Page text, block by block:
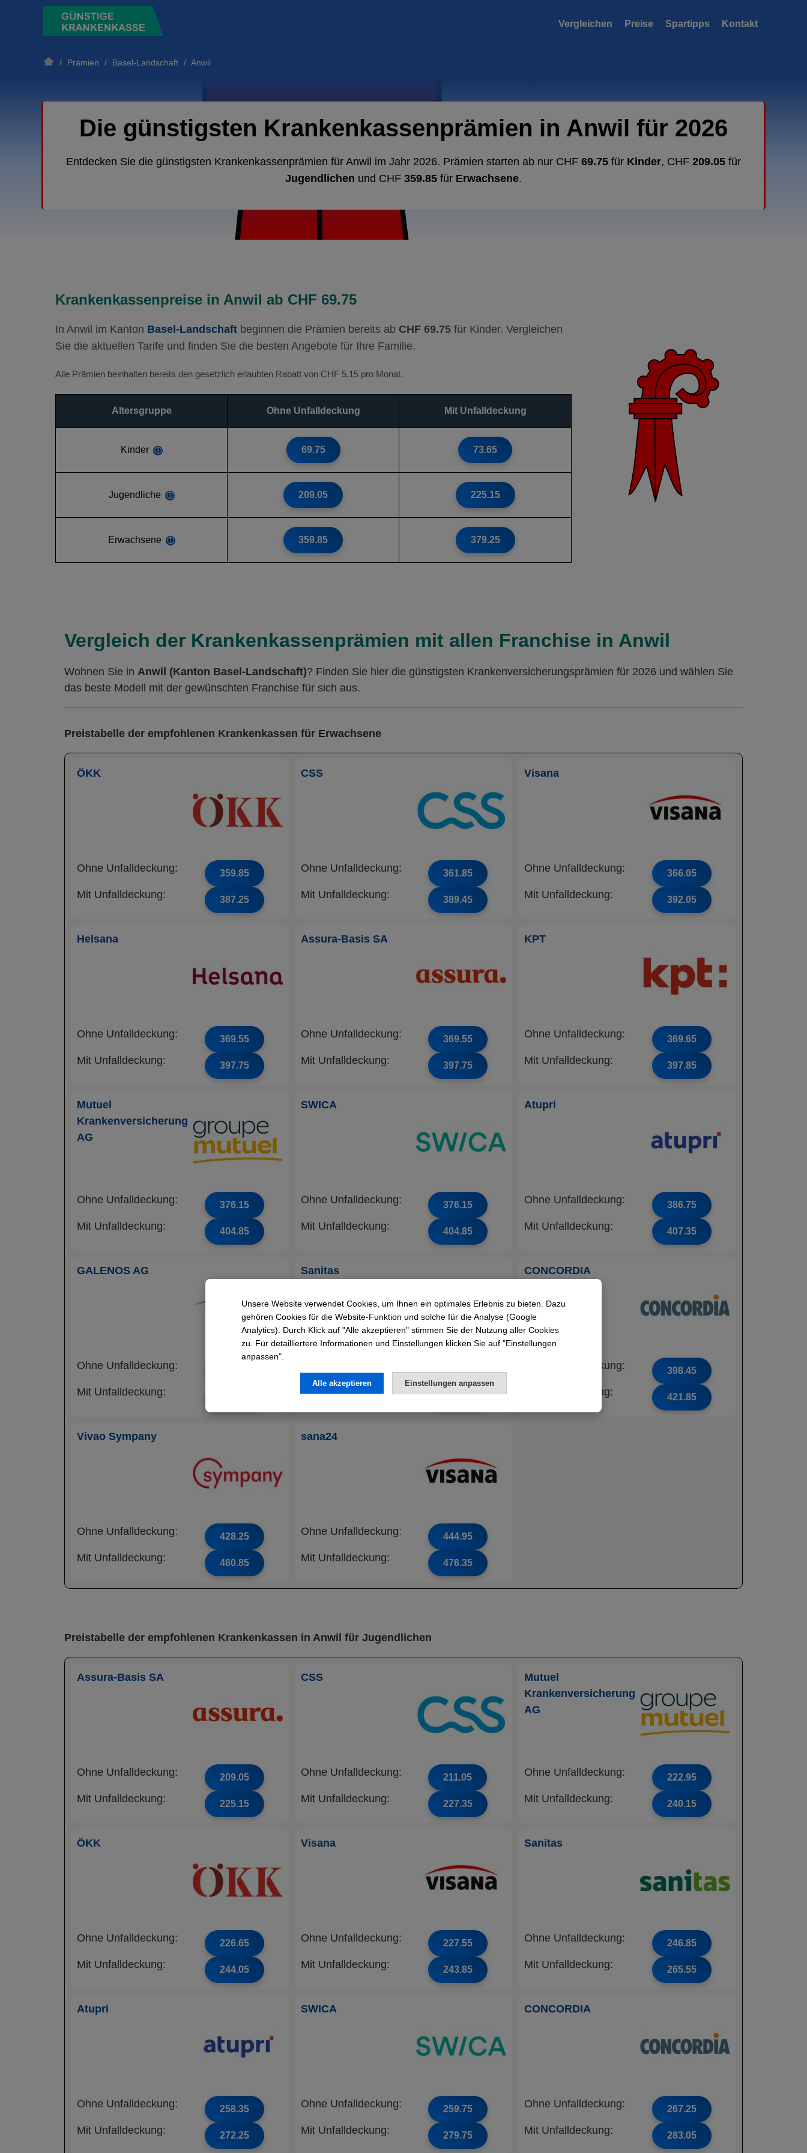
Vergleichen Preise Spartipps Kontakt
/ Prämien / Basel-Landschaft/ Anwil
Die günstigsten Krankenkassenprämien in Anwil für 2026
Entdecken Sie die günstigsten Krankenkassenprämien für Anwil im Jahr 2026. Prämien starten ab nur CHF 69.75 für Kinder, CHF 209.05 für
Jugendlichen und CHF 359.85 für Erwachsene.
Krankenkassenpreise in Anwil ab CHF 69.75
In Anwil im Kanton Basel-Landschaft beginnen die Prämien bereits ab CHF 69.75 für Kinder. Vergleichen
Sie die aktuellen Tarife und finden Sie die besten Angebote für Ihre Familie.
Alle Prämien beinhalten bereits den gesetzlich erlaubten Rabatt von CHF 5.15 pro Monat.
Altersgruppe Ohne Unfalldeckung Mit Unfalldeckung
Kinder ⓘ 69.75 73.65
Jugendliche ⓘ 209.05 225.15
Erwachsene ⓘ 359.85 379.25
Vergleich der Krankenkassenprämien mit allen Franchise in Anwil
Wohnen Sie in Anwil (Kanton Basel-Landschaft)? Finden Sie hier die günstigsten Krankenversicherungsprämien für 2026 und wählen Sie
das beste Modell mit der gewünschten Franchise für sich aus.
Preistabelle der empfohlenen Krankenkassen für Erwachsene
ÖKK
Ohne Unfalldeckung: 359.85
Mit Unfalldeckung: 387.25
CSS
Ohne Unfalldeckung: 361.85
Mit Unfalldeckung: 389.45
Visana
Ohne Unfalldeckung: 366.05
Mit Unfalldeckung: 392.05
Helsana
Ohne Unfalldeckung: 369.55
Mit Unfalldeckung: 397.75
Assura-Basis SA
Ohne Unfalldeckung: 369.55
Mit Unfalldeckung: 397.75
KPT
Ohne Unfalldeckung: 369.65
Mit Unfalldeckung: 397.85
Mutuel
Krankenversicherung
AG
Ohne Unfalldeckung: 376.15
Mit Unfalldeckung: 404.85
SWICA
Ohne Unfalldeckung: 376.15
Mit Unfalldeckung: 404.85
Atupri
Ohne Unfalldeckung: 386.75
Mit Unfalldeckung: 407.35
GALENOS AG
Ohne Unfalldeckung:
Mit Unfalldeckung:
Sanitas
393.30
Mit Unfalldeckung: 422.85
CONCORDIA
Ohne Unfalldeckung: 398.45
Mit Unfalldeckung: 421.85
Vivao Sympany
Ohne Unfalldeckung: 428.25
Mit Unfalldeckung: 460.85
sana24
Ohne Unfalldeckung: 444.95
Mit Unfalldeckung: 476.35
Preistabelle der empfohlenen Krankenkassen in Anwil für Jugendlichen
Assura-Basis SA
Ohne Unfalldeckung: 209.05
Mit Unfalldeckung: 225.15
CSS
Ohne Unfalldeckung: 211.05
Mit Unfalldeckung: 227.35
Mutuel
Krankenversicherung
AG
Ohne Unfalldeckung: 222.95
Mit Unfalldeckung: 240.15
ÖKK
Ohne Unfalldeckung: 226.65
Mit Unfalldeckung: 244.05
Visana
Ohne Unfalldeckung: 227.55
Mit Unfalldeckung: 243.85
Sanitas
Ohne Unfalldeckung: 246.85
Mit Unfalldeckung: 265.55
Atupri
Ohne Unfalldeckung: 258.35
Mit Unfalldeckung: 272.25
SWICA
Ohne Unfalldeckung: 259.75
Mit Unfalldeckung: 279.75
CONCORDIA
Ohne Unfalldeckung: 267.25
Mit Unfalldeckung: 283.05
Unsere Website verwendet Cookies, um Ihnen ein optimales Erlebnis zu bieten. Dazu
gehören Cookies für die Website-Funktion und solche für die Analyse (Google
Analytics). Durch Klick auf "Alle akzeptieren" stimmen Sie der Nutzung aller Cookies
zu. Für detailliertere Informationen und Einstellungen klicken Sie auf "Einstellungen
anpassen".
Alle akzeptieren Einstellungen anpassen